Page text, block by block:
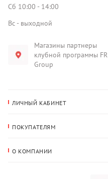
Сб 10:00 - 14:00
Вс - выходной
Магазины партнеры
клубной программы FR
Group
ЛИЧНЫЙ КАБИНЕТ
Адрес для доставки
ПОКУПАТЕЛЯМ
О КОМПАНИИ